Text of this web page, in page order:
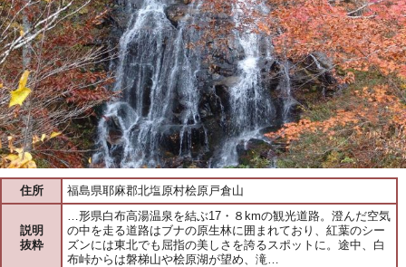
住所 福島県耶麻郡北塩原村桧原戸倉山
説明
抜粋
…形県白布高湯温泉を結ぶ17・８kmの観光道路。澄んだ空気
の中を走る道路はブナの原生林に囲まれており、紅葉のシー
ズンには東北でも屈指の美しさを誇るスポットに。途中、白
布峠からは磐梯山や桧原湖が望め、滝…